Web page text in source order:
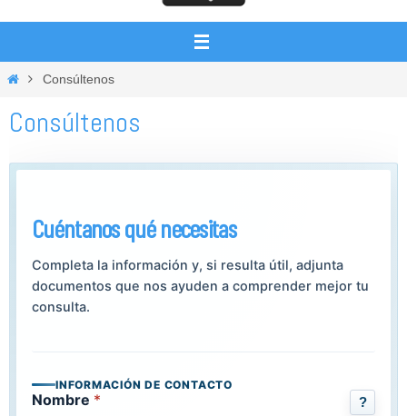
InicioConsúltenos
Consúltenos
Cuéntanos qué necesitas
Completa la información y, si resulta útil, adjunta
documentos que nos ayuden a comprender mejor tu
consulta.
INFORMACIÓN DE CONTACTO
Nombre * ?